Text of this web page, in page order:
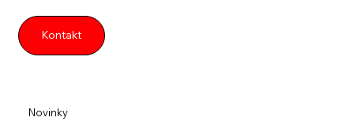
Kontakt
Novinky